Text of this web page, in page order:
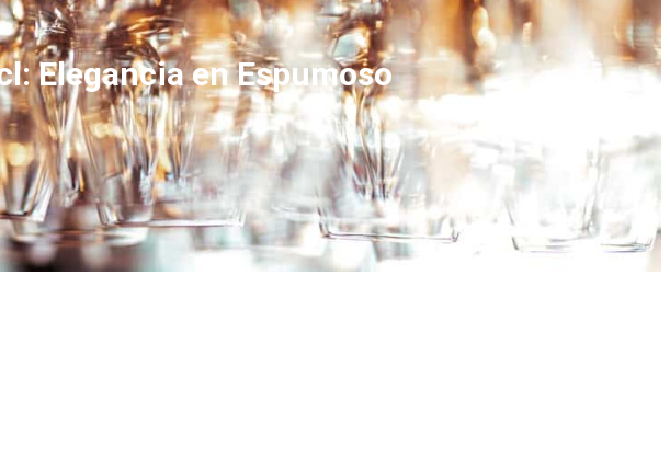
Elegancia en Espumoso